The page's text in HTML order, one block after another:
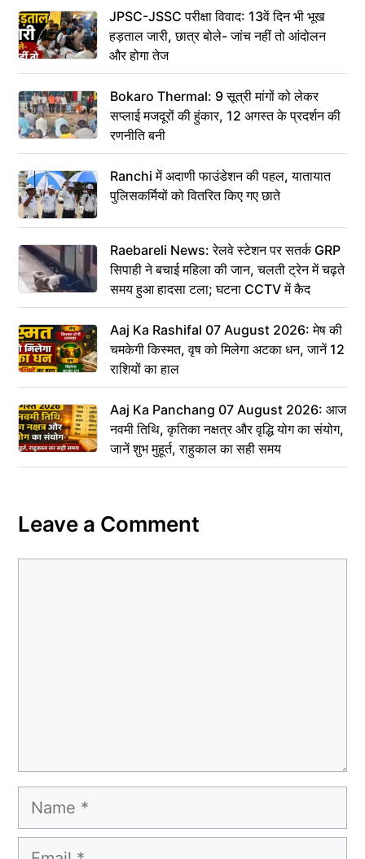
JPSC-JSSC परीक्षा विवाद: 13वें दिन भी भूख
हड़ताल जारी, छात्र बोले- जांच नहीं तो आंदोलन
और होगा तेज
Bokaro Thermal: 9 सूत्री मांगों को लेकर
सप्लाई मजदूरों की हुंकार, 12 अगस्त के प्रदर्शन की
रणनीति बनी
Ranchi में अदाणी फाउंडेशन की पहल, यातायात
पुलिसकर्मियों को वितरित किए गए छाते
Raebareli News: रेलवे स्टेशन पर सतर्क GRP
सिपाही ने बचाई महिला की जान, चलती ट्रेन में चढ़ते
समय हुआ हादसा टला; घटना CCTV में कैद
Aaj Ka Rashifal 07 August 2026: मेष की
चमकेगी किस्मत, वृष को मिलेगा अटका धन, जानें 12
राशियों का हाल
Aaj Ka Panchang 07 August 2026: आज
नवमी तिथि, कृतिका नक्षत्र और वृद्धि योग का संयोग,
जानें शुभ मुहूर्त, राहुकाल का सही समय
Leave a Comment
Name
Email